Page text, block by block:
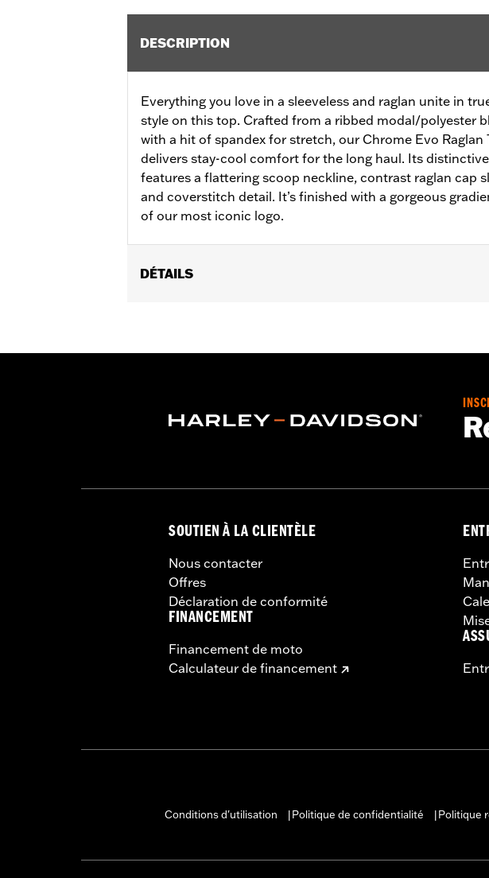
DESCRIPTION
Everything you love in a sleeveless and raglan unite in
style on this top. Crafted from a ribbed modal/polyester
with a hit of spandex for stretch, our Chrome Evo Raglan
delivers stay-cool comfort for the long haul. Its
features a flattering scoop neckline, contrast raglan cap
and coverstitch detail. It’s finished with a gorgeous
of our most iconic logo.
DÉTAILS
Origin:Imported
SOUTIEN À LA CLIENTÈLE
Nous contacter
Offres
Déclaration de conformité
FINANCEMENT
Financement de moto
Calculateur de financement
Conditions d'utilisation
Politique de confidentialité Politique